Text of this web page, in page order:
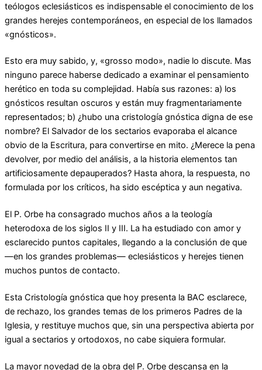
teólogos eclesiásticos es indispensable el conocimiento de los
grandes herejes contemporáneos, en especial de los llamados
«gnósticos».
Esto era muy sabido, y, «grosso modo», nadie lo discute. Mas
ninguno parece haberse dedicado a examinar el pensamiento
herético en toda su complejidad. Había sus razones: a) los
gnósticos resultan oscuros y están muy fragmentariamente
representados; b) ¿hubo una cristología gnóstica digna de ese
nombre? El Salvador de los sectarios evaporaba el alcance
obvio de la Escritura, para convertirse en mito. ¿Merece la pena
devolver, por medio del análisis, a la historia elementos tan
artificiosamente depauperados? Hasta ahora, la respuesta, no
formulada por los críticos, ha sido escéptica y aun negativa.
El P. Orbe ha consagrado muchos años a la teología
heterodoxa de los siglos II y III. La ha estudiado con amor y
esclarecido puntos capitales, llegando a la conclusión de que
—en los grandes problemas— eclesiásticos y herejes tienen
muchos puntos de contacto.
Esta Cristología gnóstica que hoy presenta la BAC esclarece,
de rechazo, los grandes temas de los primeros Padres de la
Iglesia, y restituye muchos que, sin una perspectiva abierta por
igual a sectarios y ortodoxos, no cabe siquiera formular.
La mayor novedad de la obra del P. Orbe descansa en la